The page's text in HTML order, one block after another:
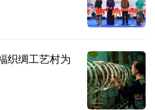
织绸工艺村为